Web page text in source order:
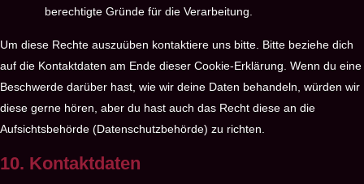
berechtigte Gründe für die Verarbeitung.
Um diese Rechte auszuüben kontaktiere uns bitte. Bitte beziehe dich
auf die Kontaktdaten am Ende dieser Cookie-Erklärung. Wenn du eine
Beschwerde darüber hast, wie wir deine Daten behandeln, würden wir
diese gerne hören, aber du hast auch das Recht diese an die
Aufsichtsbehörde (Datenschutzbehörde) zu richten.
10. Kontaktdaten